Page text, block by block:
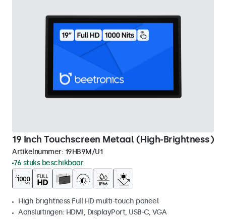
19 Inch Touchscreen Metaal (High-Brightness)
Artikelnummer: 19HB9M/U1
76 stuks beschikbaar
High brightness Full HD multi-touch paneel
Aansluitingen: HDMI, DisplayPort, USB-C, VGA